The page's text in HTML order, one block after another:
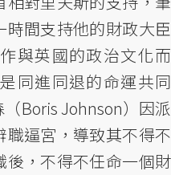
間支持他的財政大臣
與英國的政治文化而
同進同退的命運共同
Boris Johnson）因派
逼宮，導致其不得不
後，不得不任命一個財